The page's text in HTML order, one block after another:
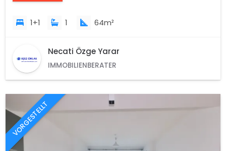
1+1 1 64m²
Necati Özge Yarar
IMMOBILIENBERATER
VORGESTELLT